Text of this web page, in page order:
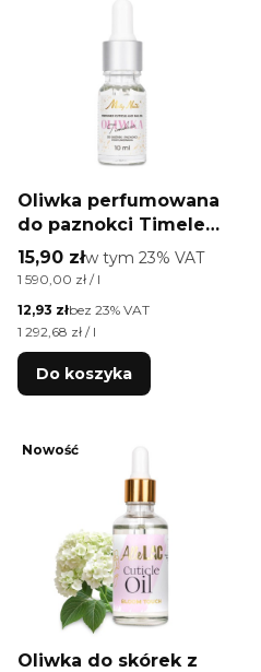
Oliwka perfumowana
do paznokci Timeless
Molly Nails Nail &
Cuticle Oil 10 ml
Cena brutto
15,90 złw tym %s VAT
w tym 23% VAT
Cena jednostkowa brutto
1 590,00 zł / l
Cena netto
12,93 złbez 23% VAT
Cena jednostkowa netto
1 292,68 zł / l
Do koszyka
Nowość
Oliwka do skórek z